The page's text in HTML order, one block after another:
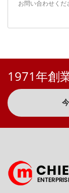
お問い合わせくだ
1971年創